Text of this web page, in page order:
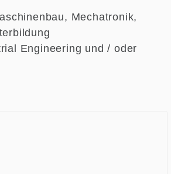
Mechatronik,
Engineering und / oder